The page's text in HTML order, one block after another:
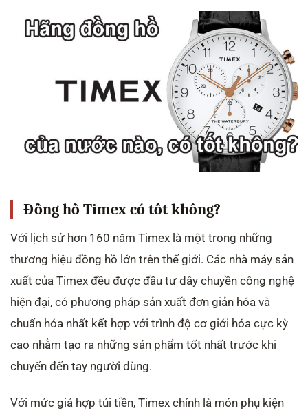
Đồng hồ Timex có tốt không?
Với lịch sử hơn 160 năm Timex là một trong những
thương hiệu đồng hồ lớn trên thế giới. Các nhà máy sản
xuất của Timex đều được đầu tư dây chuyền công nghệ
hiện đại, có phương pháp sản xuất đơn giản hóa và
chuẩn hóa nhất kết hợp với trình độ cơ giới hóa cực kỳ
cao nhằm tạo ra những sản phẩm tốt nhất trước khi
chuyển đến tay người dùng.
Với mức giá hợp túi tiền, Timex chính là món phụ kiện